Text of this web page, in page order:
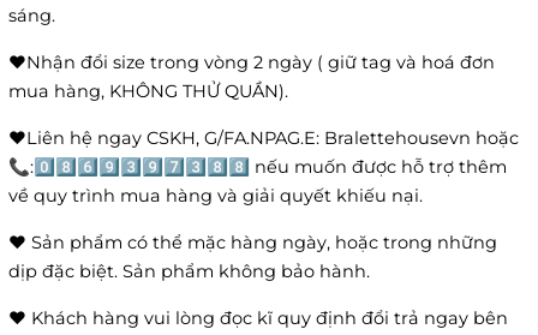
sáng.
❤️Nhận đổi size trong vòng 2 ngày ( giữ tag và hoá đơn
mua hàng, KHÔNG THỬ QUẦN).
❤️Liên hệ ngay CSKH, G/FA.NPAG.E: Bralettehousevn hoặc
📞:0️⃣8️⃣6️⃣9️⃣3️⃣9️⃣7️⃣3️⃣8️⃣8️⃣ nếu muốn được hỗ trợ thêm
về quy trình mua hàng và giải quyết khiếu nại.
❤️ Sản phẩm có thể mặc hàng ngày, hoặc trong những
dịp đặc biệt. Sản phẩm không bảo hành.
❤️ Khách hàng vui lòng đọc kĩ quy định đổi trả ngay bên